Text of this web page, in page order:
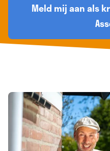
Meld mij aan als